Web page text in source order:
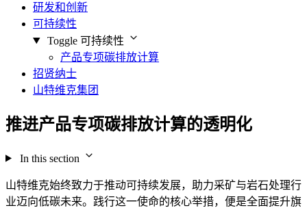
研发和创新
可持续性
Toggle 可持续性
产品专项碳排放计算
招贤纳士
山特维克集团
推进产品专项碳排放计算的透明化
In this section
山特维克始终致力于推动可持续发展，助力采矿与岩石处理行
业迈向低碳未来。践行这一使命的核心举措，便是全面提升旗